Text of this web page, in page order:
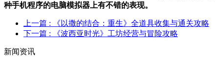
种手机程序的电脑模拟器上有不错的表现。
上一篇 : 《以撒的结合：重生》全道具收集与通关攻略
下一篇 : 《波西亚时光》工坊经营与冒险攻略
新闻资讯